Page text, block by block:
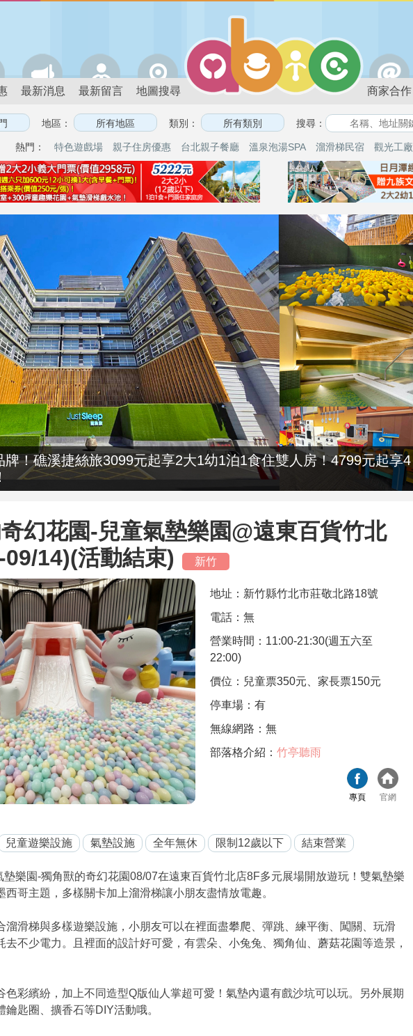
最新消息 最新留言 地圖搜尋 商家合作
地區： 類別： 搜尋：
熱門： 特色遊戲場 親子住房優惠 台北親子餐廳 溫泉泡湯SPA 溜滑梯民宿 觀光工廠
！礁溪捷絲旅3099元起享2大1幼1泊1食住雙人房！4799元起享4
幻花園-兒童氣墊樂園@遠東百貨竹北
09/14)(活動結束)
新竹
地址：新竹縣竹北市莊敬北路18號
電話：無
營業時間：11:00-21:30(週五六至
22:00)
價位：兒童票350元、家長票150元
停車場：有
無線網路：無
部落格介紹：竹亭聽雨
專頁 官網
兒童遊樂設施 氣墊設施 全年無休 限制12歲以下 結束營業
墊樂園-獨角獸的奇幻花園08/07在遠東百貨竹北店8F多元展場開放遊玩！雙氣墊樂
西哥主題，多樣關卡加上溜滑梯讓小朋友盡情放電趣。
溜滑梯與多樣遊樂設施，小朋友可以在裡面盡攀爬、彈跳、練平衡、闖關、玩滑
去不少電力。且裡面的設計好可愛，有雲朵、小兔兔、獨角仙、蘑菇花園等造景，
色彩繽紛，加上不同造型Q版仙人掌超可愛！氣墊內還有戲沙坑可以玩。另外展期
匙圈、擴香石等DIY活動哦。